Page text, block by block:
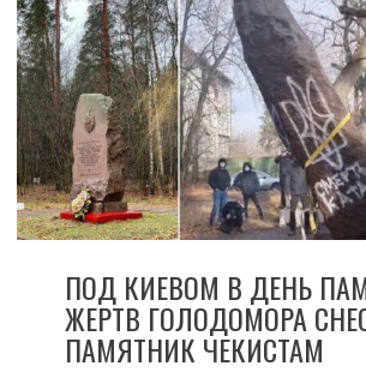
ПОД КИЕВОМ В ДЕНЬ
ЖЕРТВ ГОЛОДОМОРА
ПАМЯТНИК ЧЕКИСТАМ